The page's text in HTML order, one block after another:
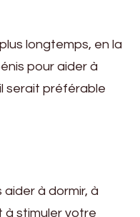
longtemps, en la
pour aider à
serait préférable
à dormir, à
à stimuler votre